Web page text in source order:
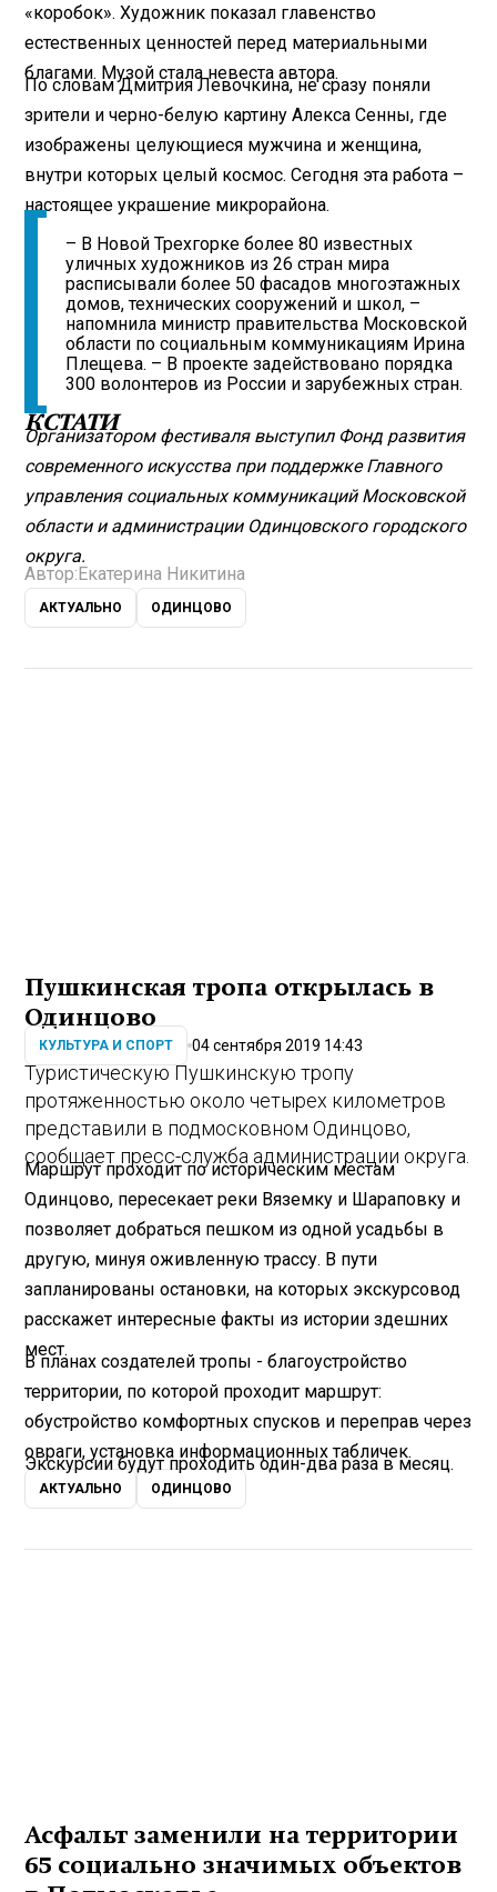
«коробок». Художник показал главенство
естественных ценностей перед материальными
благами. Музой стала невеста автора.
По словам Дмитрия Левочкина, не сразу поняли
зрители и черно-белую картину Алекса Сенны, где
изображены целующиеся мужчина и женщина,
внутри которых целый космос. Сегодня эта работа –
настоящее украшение микрорайона.
– В Новой Трехгорке более 80 известных
уличных художников из 26 стран мира
расписывали более 50 фасадов многоэтажных
домов, технических сооружений и школ, –
напомнила министр правительства Московской
области по социальным коммуникациям Ирина
Плещева. – В проекте задействовано порядка
300 волонтеров из России и зарубежных стран.
КСТАТИ
Организатором фестиваля выступил Фонд развития
современного искусства при поддержке Главного
управления социальных коммуникаций Московской
области и администрации Одинцовского городского
округа.
Автор: Екатерина Никитина
АКТУАЛЬНО ОДИНЦОВО
Пушкинская тропа открылась в
Одинцово
КУЛЬТУРА И СПОРТ 04 сентября 2019 14:43
Туристическую Пушкинскую тропу
протяженностью около четырех километров
представили в подмосковном Одинцово,
сообщает пресс-служба администрации округа.
Маршрут проходит по историческим местам
Одинцово, пересекает реки Вяземку и Шараповку и
позволяет добраться пешком из одной усадьбы в
другую, минуя оживленную трассу. В пути
запланированы остановки, на которых экскурсовод
расскажет интересные факты из истории здешних
мест.
В планах создателей тропы - благоустройство
территории, по которой проходит маршрут:
обустройство комфортных спусков и переправ через
овраги, установка информационных табличек.
Экскурсии будут проходить один-два раза в месяц.
АКТУАЛЬНО ОДИНЦОВО
Асфальт заменили на территории
65 социально значимых объектов